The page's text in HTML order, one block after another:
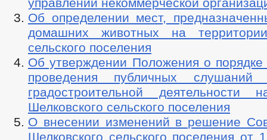
Об определении мест,
домашних животных на
сельского поселения
Об утверждении Положения о порядке
проведения публичных
градостроительной деятельности
Шелковского сельского поселения
О внесении изменений в решение
Шелковского сельского поселения от